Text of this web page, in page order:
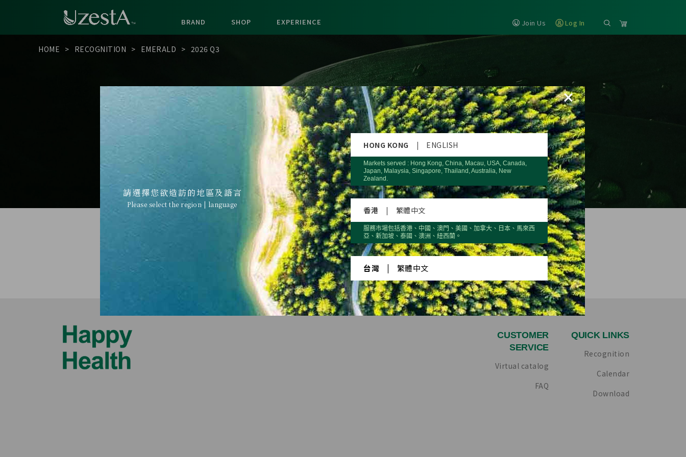
BRAND SHOP EXPERIENCE Join Us Log In
HOME RECOGNITION EMERALD 2026 Q3
Quarter 1 Quarter 2 Quarter 3 Quarter 4
CUSTOMER
SERVICE
Virtual catalog
FAQ
QUICK LINKS
Recognition
Calendar
Download
×
請選擇您欲造訪的地區及語言
Please select the region | language
HONG KONG | ENGLISH
Markets served : Hong Kong, China, Macau, USA, Canada,
Japan, Malaysia, Singapore, Thailand, Australia, New
Zealand.
香港 | 繁體中文
服務市場包括香港、中國、澳門、美國、加拿大、日本、馬來西
亞、新加坡、泰國、澳洲、紐西蘭。
台灣 繁體中文